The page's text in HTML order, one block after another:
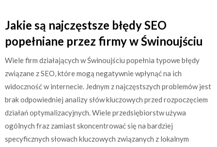
Jakie są najczęstsze błędy SEO
popełniane przez firmy w Świnoujściu
Wiele firm działających w Świnoujściu popełnia typowe błędy
związane z SEO, które mogą negatywnie wpłynąć na ich
widoczność w internecie. Jednym z najczęstszych problemów jest
brak odpowiedniej analizy słów kluczowych przed rozpoczęciem
działań optymalizacyjnych. Wiele przedsiębiorstw używa
ogólnych fraz zamiast skoncentrować się na bardziej
specyficznych słowach kluczowych związanych z lokalnym